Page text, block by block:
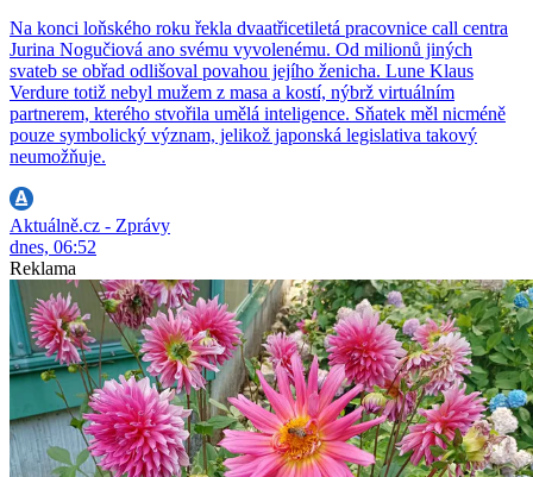
Na konci loňského roku řekla dvaatřicetiletá pracovnice call centra
Jurina Nogučiová ano svému vyvolenému. Od milionů jiných
svateb se obřad odlišoval povahou jejího ženicha. Lune Klaus
Verdure totiž nebyl mužem z masa a kostí, nýbrž virtuálním
partnerem, kterého stvořila umělá inteligence. Sňatek měl nicméně
pouze symbolický význam, jelikož japonská legislativa takový
neumožňuje.
Aktuálně.cz - Zprávy
dnes, 06:52
Reklama